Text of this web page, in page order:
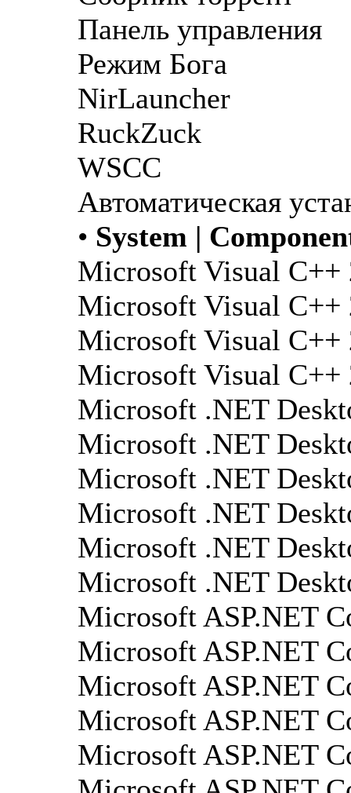
Панель управления
Режим Бога
NirLauncher
RuckZuck
WSCC
Автоматическая
• System |
Microsoft Visual
Microsoft Visual C++
Microsoft Visual C++
Microsoft Visual C++
Microsoft .NET
Microsoft .NET
Microsoft .NET
Microsoft .NET
Microsoft .NET
Microsoft .NET
Microsoft ASP.NET
Microsoft ASP.NET
Microsoft ASP.NET
Microsoft ASP.NET
Microsoft ASP.NET